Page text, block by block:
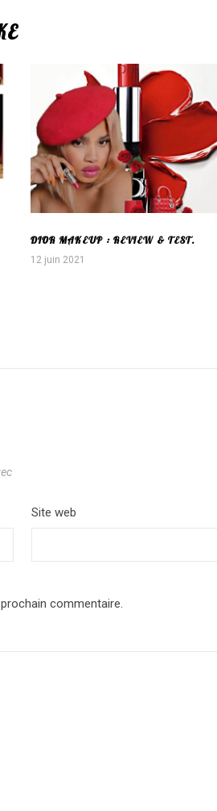
DIOR MAKEUP : REVIEW & TEST.
12 juin 2021
Site web
commentaire.